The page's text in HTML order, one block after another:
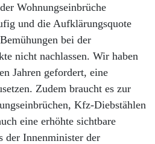
Wohnungseinbrüche
und die Aufklärungsquote
bei der
nicht nachlassen. Wir haben
Jahren gefordert, eine
Zudem braucht es zur
Kfz-Diebstählen
eine erhöhte sichtbare
der Innenminister der